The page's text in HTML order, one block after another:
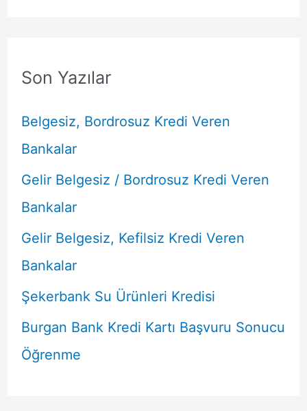
Son Yazılar
Belgesiz, Bordrosuz Kredi Veren
Bankalar
Gelir Belgesiz / Bordrosuz Kredi Veren
Bankalar
Gelir Belgesiz, Kefilsiz Kredi Veren
Bankalar
Şekerbank Su Ürünleri Kredisi
Burgan Bank Kredi Kartı Başvuru Sonucu
Öğrenme